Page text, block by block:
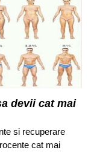
devii cat mai
si recuperare
cat mai